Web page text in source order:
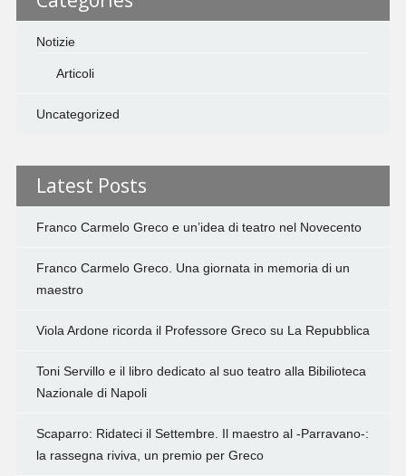
Notizie
Articoli
Uncategorized
Latest Posts
Franco Carmelo Greco e un’idea di teatro nel Novecento
Franco Carmelo Greco. Una giornata in memoria di un
maestro
Viola Ardone ricorda il Professore Greco su La Repubblica
Toni Servillo e il libro dedicato al suo teatro alla Bibilioteca
Nazionale di Napoli
Scaparro: Ridateci il Settembre. Il maestro al -Parravano-:
la rassegna riviva, un premio per Greco